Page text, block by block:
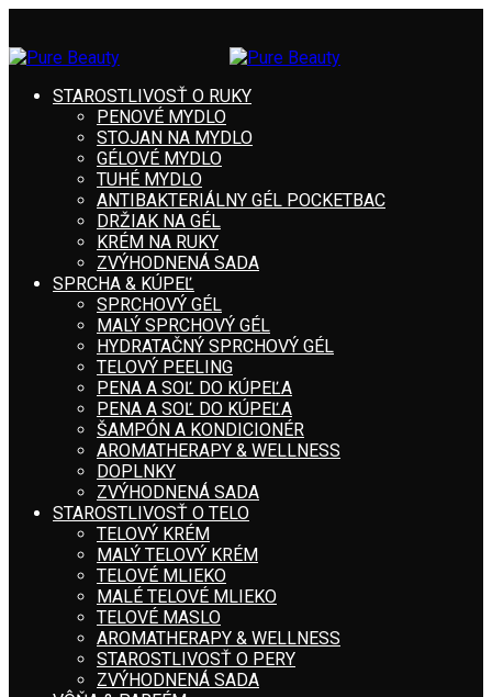
STAROSTLIVOSŤ O RUKY
PENOVÉ MYDLO
STOJAN NA MYDLO
GÉLOVÉ MYDLO
TUHÉ MYDLO
ANTIBAKTERIÁLNY GÉL POCKETBAC
DRŽIAK NA GÉL
KRÉM NA RUKY
ZVÝHODNENÁ SADA
SPRCHA & KÚPEĽ
SPRCHOVÝ GÉL
MALÝ SPRCHOVÝ GÉL
HYDRATAČNÝ SPRCHOVÝ GÉL
TELOVÝ PEELING
PENA A SOĽ DO KÚPEĽA
PENA A SOĽ DO KÚPEĽA
ŠAMPÓN A KONDICIONÉR
AROMATHERAPY & WELLNESS
DOPLNKY
ZVÝHODNENÁ SADA
STAROSTLIVOSŤ O TELO
TELOVÝ KRÉM
MALÝ TELOVÝ KRÉM
TELOVÉ MLIEKO
MALÉ TELOVÉ MLIEKO
TELOVÉ MASLO
AROMATHERAPY & WELLNESS
STAROSTLIVOSŤ O PERY
ZVÝHODNENÁ SADA